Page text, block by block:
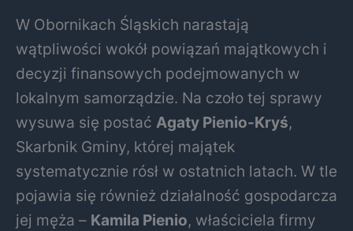
W Obornikach Śląskich narastają
wątpliwości wokół powiązań majątkowych i
decyzji finansowych podejmowanych w
lokalnym samorządzie. Na czoło tej sprawy
wysuwa się postać Agaty Pienio-Kryś,
Skarbnik Gminy, której majątek
systematycznie rósł w ostatnich latach. W tle
pojawia się również działalność gospodarcza
jej męża – Kamila Pienio, właściciela firmy